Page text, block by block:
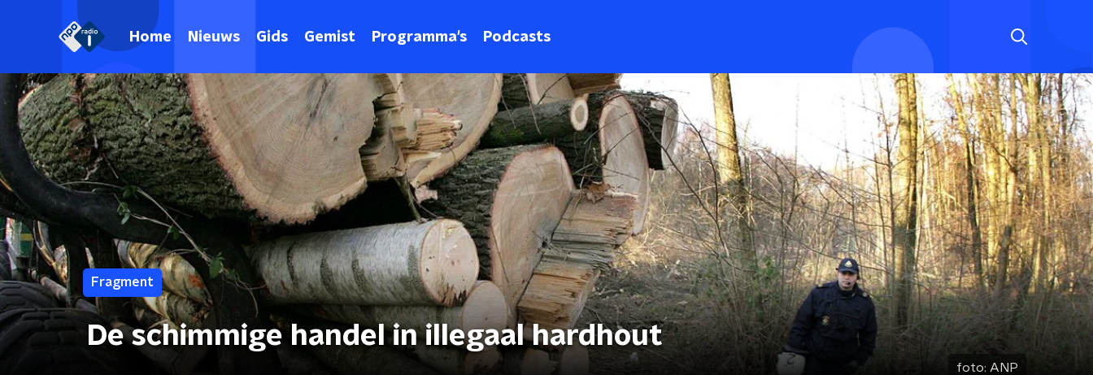
Home Nieuws Gids Gemist Programma's Podcasts
Fragment
De schimmige handel in illegaal hardhout
foto: ANP